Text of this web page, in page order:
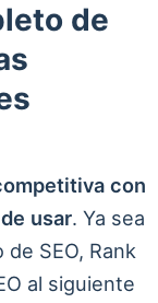
de
con
usar. Ya sea
SEO, Rank
al siguiente